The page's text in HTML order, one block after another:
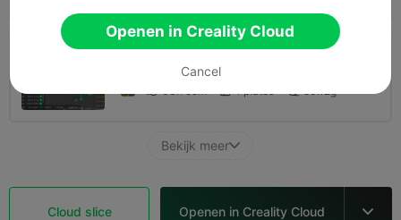
SMOOTH FUZZY SKIN 0.12mm layer, 2
walls, 5% infill
Bekijk meer
Cloud slice Openen in Creality Cloud 
Openen in Creality Cloud
Cancel